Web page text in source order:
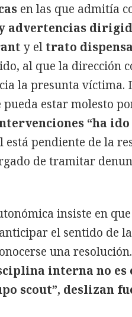
en las que admitía
advertencias
y el trato
al que la dirección
la presunta víctima.
estar molesto
“ha
pendiente de la
de tramitar
insiste en
el sentido de
una resolución.
interna no es
scout”, deslizan